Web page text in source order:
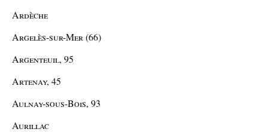
Ardèche
Argelès-sur-Mer (66)
Argenteuil, 95
Artenay, 45
Aulnay-sous-Bois, 93
Aurillac